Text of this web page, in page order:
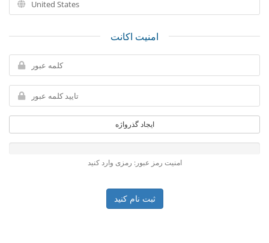
امنیت اکانت
ایجاد گذرواژه
امنیت رمز عبور: رمزی وارد کنید